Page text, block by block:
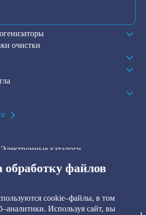
обработку файлов
cookie–файлы, в том
Используя сайт, вы
очистки
Электронные каталоги
Контакты